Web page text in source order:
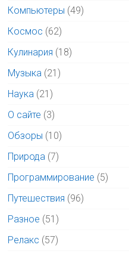
Компьютеры (49)
Космос (62)
Кулинария (18)
Музыка (21)
Наука (21)
О сайте (3)
Обзоры (10)
Природа (7)
Программирование (5)
Путешествия (96)
Разное (51)
Релакс (57)